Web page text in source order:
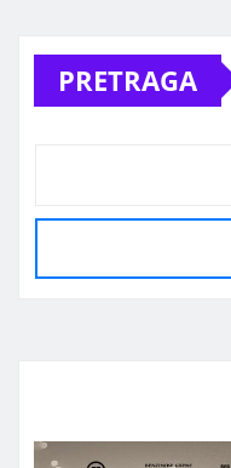
PRETRAGA